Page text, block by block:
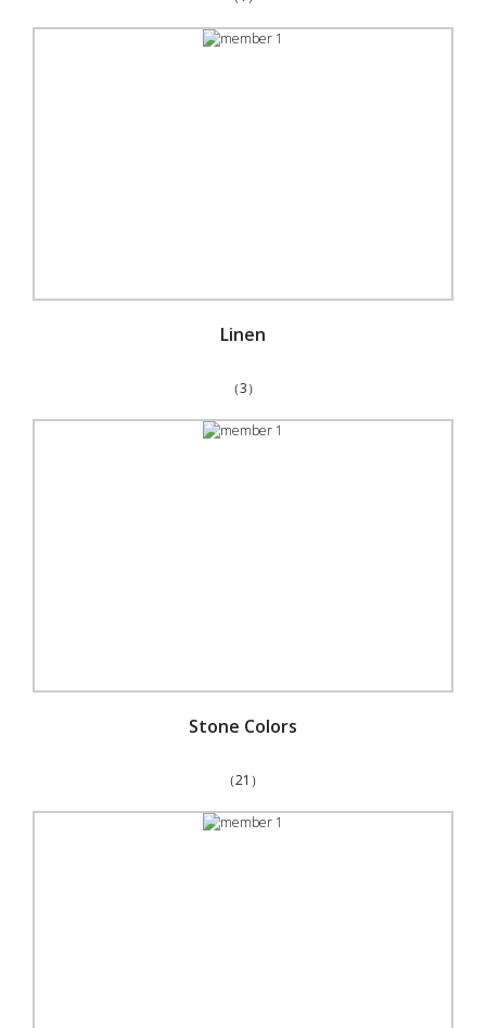
Linen
（3）
Stone Colors
（21）